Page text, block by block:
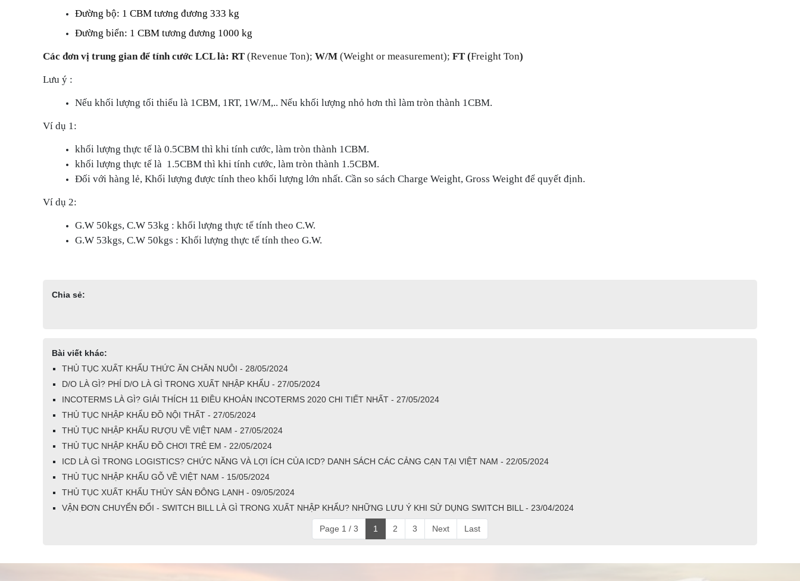
Đường bộ: 1 CBM tương đương 333 kg
Đường biển: 1 CBM tương đương 1000 kg
Các đơn vị trung gian để tính cước LCL là: RT (Revenue Ton); W/M (Weight or measurement); FT (Freight Ton)
Lưu ý :
Nếu khối lượng tối thiểu là 1CBM, 1RT, 1W/M,.. Nếu khối lượng nhỏ hơn thì làm tròn thành 1CBM.
Ví dụ 1:
khối lượng thực tế là 0.5CBM thì khi tính cước, làm tròn thành 1CBM.
khối lượng thực tế là 1.5CBM thì khi tính cước, làm tròn thành 1.5CBM.
Đối với hàng lẻ, Khối lượng được tính theo khối lượng lớn nhất. Cần so sách Charge Weight, Gross Weight để quyết định.
Ví dụ 2:
G.W 50kgs, C.W 53kg : khối lượng thực tế tính theo C.W.
G.W 53kgs, C.W 50kgs : Khối lượng thực tế tính theo G.W.
Chia sẻ:
Bài viết khác:
THỦ TỤC XUẤT KHẨU THỨC ĂN CHĂN NUÔI - 28/05/2024
D/O LÀ GÌ? PHÍ D/O LÀ GÌ TRONG XUẤT NHẬP KHẨU - 27/05/2024
INCOTERMS LÀ GÌ? GIẢI THÍCH 11 ĐIỀU KHOẢN INCOTERMS 2020 CHI TIẾT NHẤT - 27/05/2024
THỦ TỤC NHẬP KHẨU ĐỒ NỘI THẤT - 27/05/2024
THỦ TỤC NHẬP KHẨU RƯỢU VỀ VIỆT NAM - 27/05/2024
THỦ TỤC NHẬP KHẨU ĐỒ CHƠI TRẺ EM - 22/05/2024
ICD LÀ GÌ TRONG LOGISTICS? CHỨC NĂNG VÀ LỢI ÍCH CỦA ICD? DANH SÁCH CÁC CẢNG CẠN TẠI VIỆT NAM - 22/05/2024
THỦ TỤC NHẬP KHẨU GỖ VỀ VIỆT NAM - 15/05/2024
THỦ TỤC XUẤT KHẨU THỦY SẢN ĐÔNG LẠNH - 09/05/2024
VẬN ĐƠN CHUYỂN ĐỔI - SWITCH BILL LÀ GÌ TRONG XUẤT NHẬP KHẨU? NHỮNG LƯU Ý KHI SỬ DỤNG SWITCH BILL - 23/04/2024
Page 1 / 3 1 2 3 Next Last